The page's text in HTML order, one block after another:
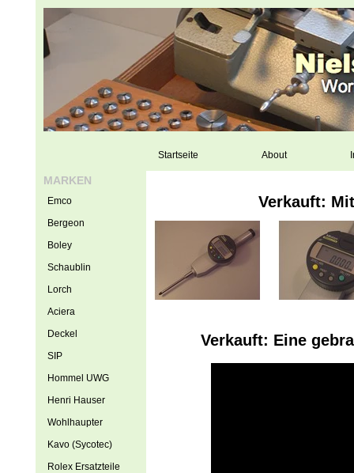
Startseite About
Verkauft:
Verkauft: Eine
MARKEN
Emco
Bergeon
Boley
Schaublin
Lorch
Aciera
Deckel
SIP
Hommel UWG
Henri Hauser
Wohlhaupter
Kavo (Sycotec)
Rolex Ersatzteile